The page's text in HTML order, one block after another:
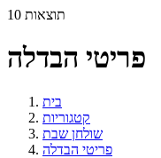
10 תוצאות
פריטי הבדלה
בית
קטגוריות
שולחן שבת
פריטי הבדלה